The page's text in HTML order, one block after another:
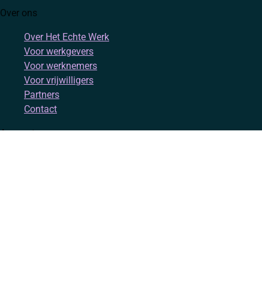
Over ons
Over Het Echte Werk
Voor werkgevers
Voor werknemers
Voor vrijwilligers
Partners
Contact
Account